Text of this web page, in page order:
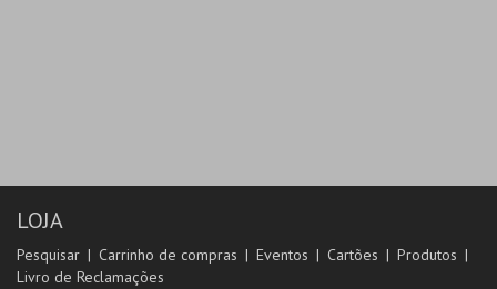
LOJA
Pesquisar Carrinho de compras Eventos Cartões
Produtos
Livro de Reclamações